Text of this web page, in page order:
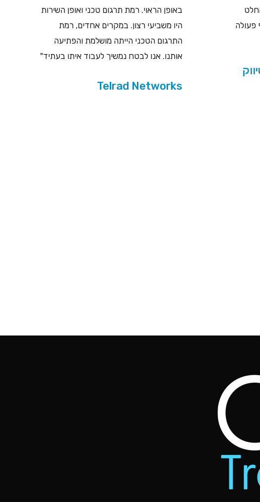
באופן הראוי. רמת תרגום טכני ואופן השירות
היו משביעי רצון. במקרים אחדים, רמת
התרגום הטכני הייתה מושלמת והפתיעה
אותנו. אנו לבטח נמשיך לעבוד איתו בעתיד"
Telrad Networks
פעולה